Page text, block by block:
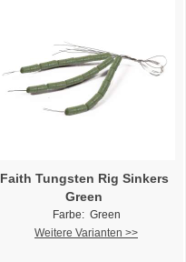
Faith Tungsten Rig Sinkers
Green
Farbe: Green
Weitere Varianten >>